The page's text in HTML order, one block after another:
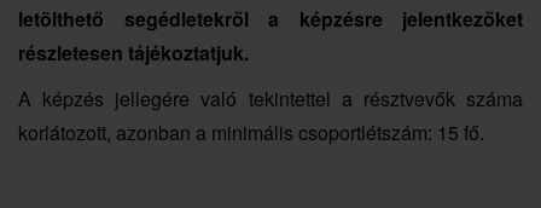
letölthető segédletekről a képzésre jelentkezőket
részletesen tájékoztatjuk.
A képzés jellegére való tekintettel a résztvevők száma
korlátozott, azonban a minimális csoportlétszám: 15 fő.